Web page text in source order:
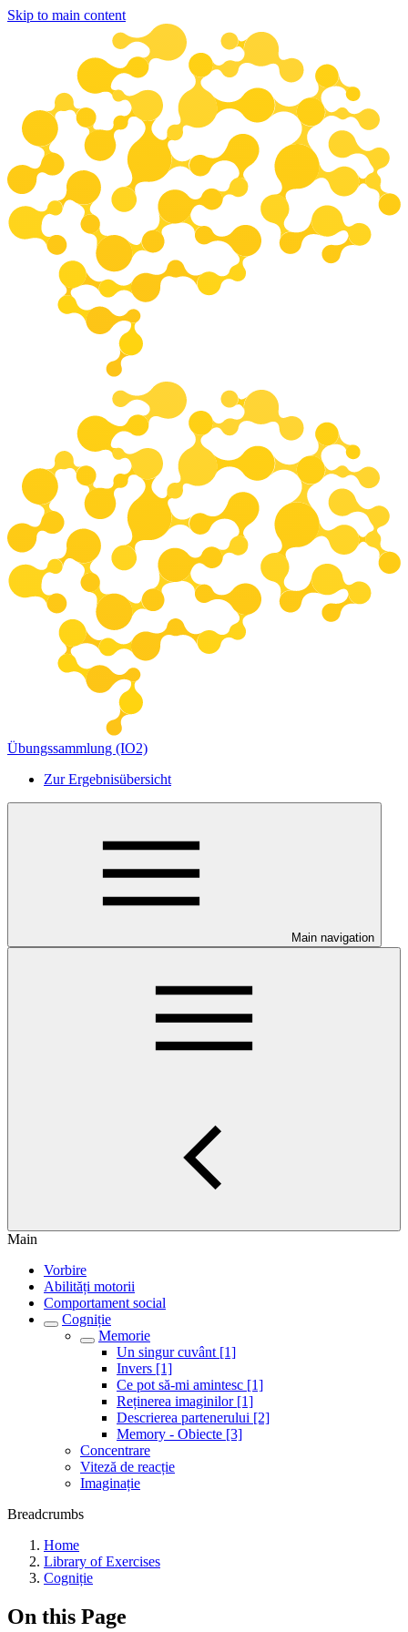
Skip to main content
Übungssammlung (IO2)
Zur Ergebnisübersicht
Main navigation
Main
Vorbire
Abilități motorii
Comportament social
Cogniție
Memorie
Un singur cuvânt [1]
Invers [1]
Ce pot să-mi amintesc [1]
Reținerea imaginilor [1]
Descrierea partenerului [2]
Memory - Obiecte [3]
Concentrare
Viteză de reacție
Imaginație
Breadcrumbs
Home
Library of Exercises
Cogniție
On this Page